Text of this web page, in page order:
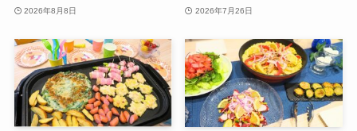
2026年8月8日 2026年7月26日